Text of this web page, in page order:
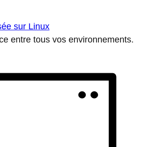
sur Linux
entre tous vos environnements.